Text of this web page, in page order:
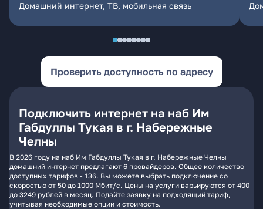
Домашний интернет, ТВ, мобильная связь
Проверить доступность по адресу
Подключить интернет на наб Им
Габдуллы Тукая в г. Набережные
Челны
В 2026 году на наб Им Габдуллы Тукая в г. Набережные Челны
домашний интернет предлагают 6 провайдеров. Общее количество
доступных тарифов - 136. Вы можете выбрать подключение со
скоростью от 50 до 1000 Мбит/с. Цены на услуги варьируются от 400
до 3249 рублей в месяц. Подайте заявку на подходящий тариф,
учитывая необходимые опции и стоимость.